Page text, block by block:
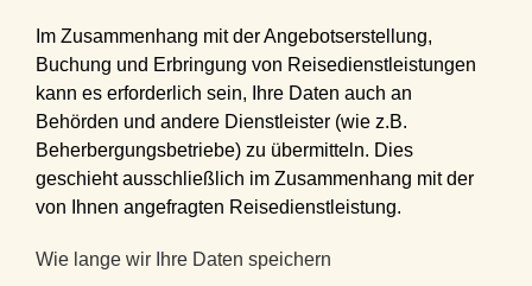
Im Zusammenhang mit der Angebotserstellung,
Buchung und Erbringung von Reisedienstleistungen
kann es erforderlich sein, Ihre Daten auch an
Behörden und andere Dienstleister (wie z.B.
Beherbergungsbetriebe) zu übermitteln. Dies
geschieht ausschließlich im Zusammenhang mit der
von Ihnen angefragten Reisedienstleistung.
Wie lange wir Ihre Daten speichern